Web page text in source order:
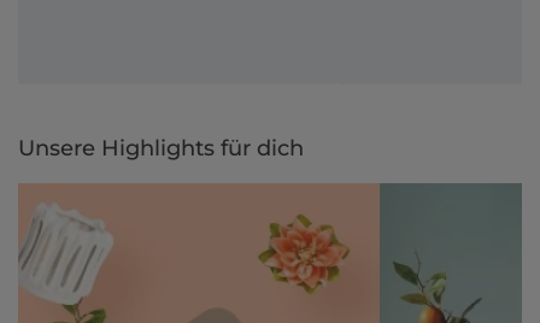
Unsere Highlights für dich